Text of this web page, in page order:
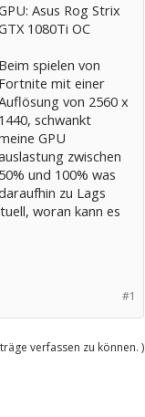
Asus Rog Strix
1080Ti OC
Beim spielen von
Fortnite mit einer
von 2560 x
1440, schwankt
GPU
zwischen
50% und 100% was
zu Lags
woran kann es
#1
verfassen zu können. )